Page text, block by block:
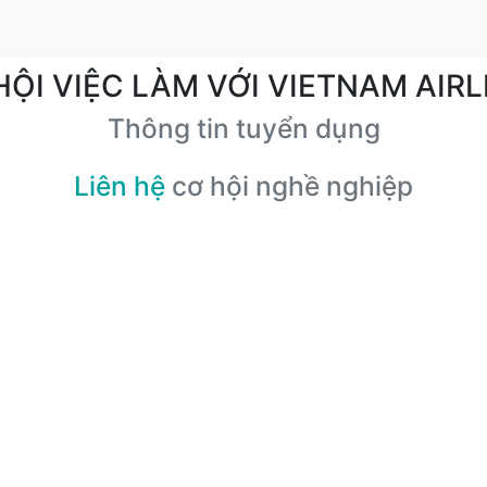
VIỆC LÀM VỚI VIETNAM
Thông tin tuyển dụng
Liên hệ cơ hội nghề nghiệp